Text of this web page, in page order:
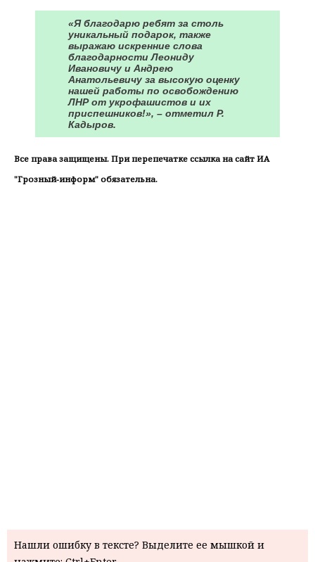
«Я благодарю ребят за столь
уникальный подарок, также
выражаю искренние слова
благодарности Леониду
Ивановичу и Андрею
Анатольевичу за высокую оценку
нашей работы по освобождению
ЛНР от укрофашистов и их
приспешников!», – отметил Р.
Кадыров.
Все права защищены. При перепечатке ссылка на сайт ИА
"Грозный-информ" обязательна.
Нашли ошибку в тексте? Выделите ее мышкой и